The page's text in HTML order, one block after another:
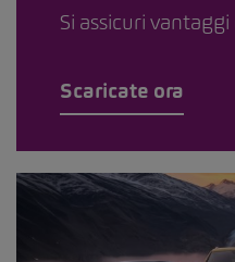
Si assicuri
Scaricate ora